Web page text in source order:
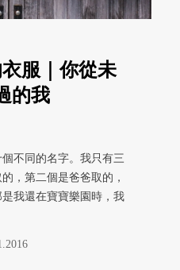
服｜你從未
的我
不同的名字。我只有三
，第二個是爸爸取的，
我還在寶寶樂園時，我